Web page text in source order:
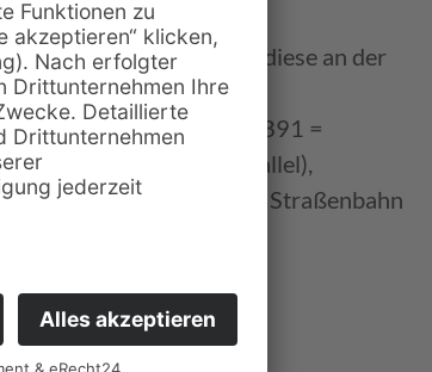
dann
Halle Süd) einbiegen, diese an der
großer Ampelkreuzung (B91 =
Straßenbahn parallel),
Str. einbiegen (wieder Straßenbahn
das BFW.
empfohlene Route: